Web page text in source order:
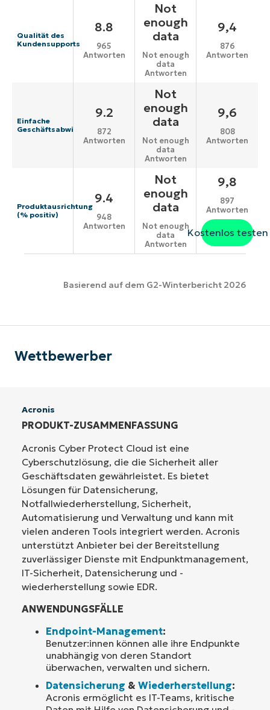
Qualität des
Kundensupports
8.8
965
Antworten
Not
enough
data
Not enough
data
Antworten
9,4
876
Antworten
Einfache
Geschäftsabwicklung
9.2
872
Antworten
Not
enough
data
Not enough
data
Antworten
9,6
808
Antworten
Produktausrichtung
(% positiv)
9.4
948
Antworten
Not
enough
data
Not enough
data
Antworten
9,8
897
Antworten
Kostenlos testen
Basierend auf dem G2-Winterbericht 2026
Wettbewerber
Acronis
PRODUKT-ZUSAMMENFASSUNG
Acronis Cyber Protect Cloud ist eine
Cyberschutzlösung, die die Sicherheit aller
Geschäftsdaten gewährleistet. Es bietet
Lösungen für Datensicherung,
Notfallwiederherstellung, Sicherheit,
Automatisierung und Verwaltung und kann mit
vielen anderen Tools integriert werden. Acronis
unterstützt Anbieter bei der Bereitstellung
zuverlässiger Dienste mit Endpunktmanagement,
IT-Sicherheit, Datensicherung und -
wiederherstellung sowie EDR.
ANWENDUNGSFÄLLE
Endpoint-Management:
Benutzer:innen können alle ihre Endpunkte
unabhängig von deren Standort
überwachen, verwalten und sichern.
Datensicherung & Wiederherstellung:
Acronis ermöglicht es IT-Teams, kritische